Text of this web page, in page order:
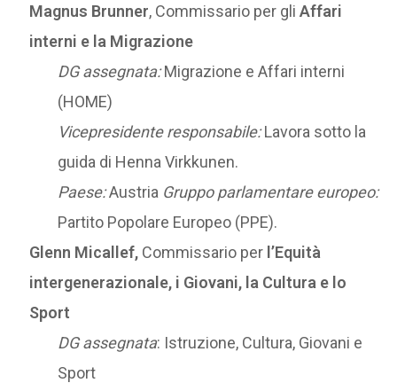
Magnus Brunner, Commissario per gliAffari
interni e la Migrazione
DG assegnata:Migrazione e Affari interni
(HOME)
Vicepresidente responsabile:Lavora sotto la
guida di Henna Virkkunen.
Paese:Austria Gruppo parlamentare europeo:
Partito Popolare Europeo (PPE).
Glenn Micallef, Commissario per l’Equità
intergenerazionale, i Giovani, la Cultura e lo
Sport
DG assegnata: Istruzione, Cultura, Giovani e
Sport